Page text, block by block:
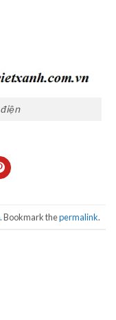
. Bookmark thepermalink.